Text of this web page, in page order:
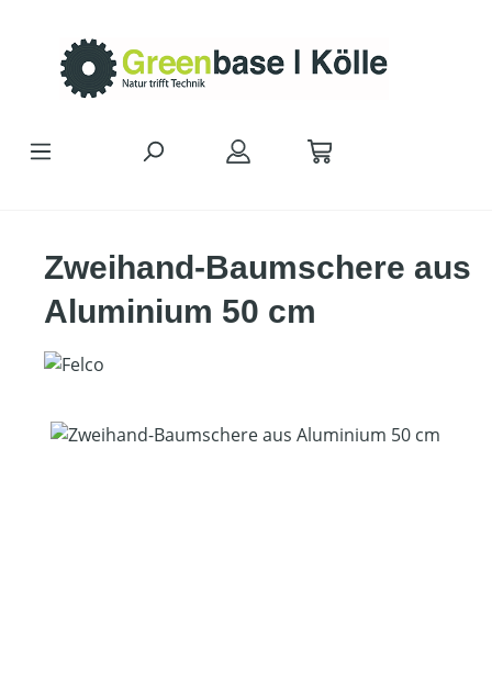
Zweihand-Baumschere aus
Aluminium 50 cm
Bildergalerie überspringen